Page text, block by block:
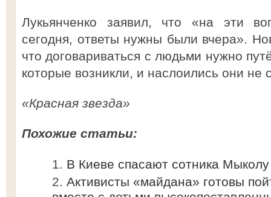
Лукьянченко заявил, что «на эти
сегодня, ответы нужны были вчера».
что договариваться с людьми нужно
которые возникли, и наслоились они не
«Красная звезда»
Похожие статьи:
В Киеве спасают сотника Мыколу
Активисты «майдана» готовы